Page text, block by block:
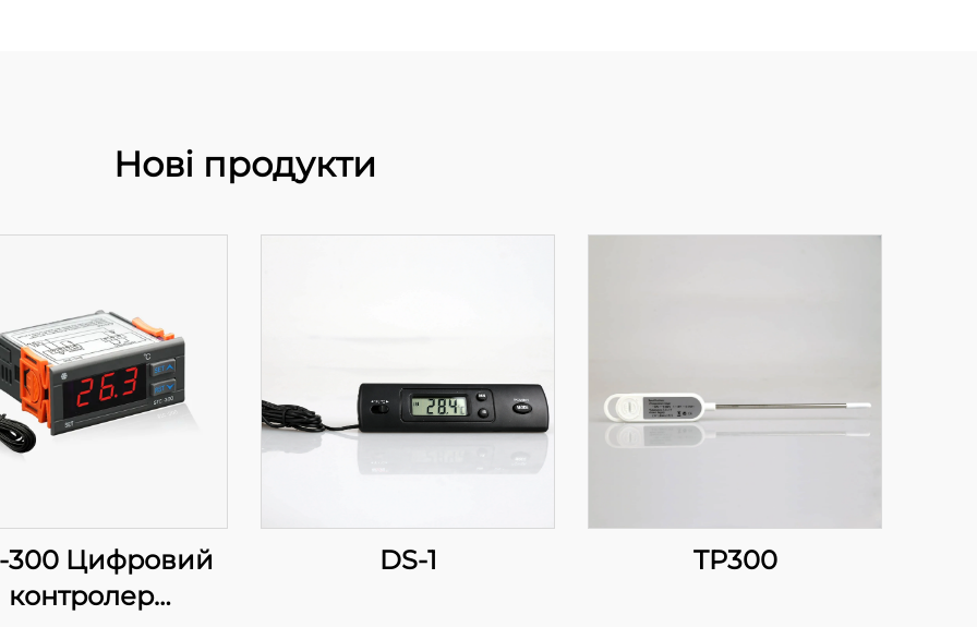
Нові продукти
300 Цифровий
контролер
DS-1 TP300